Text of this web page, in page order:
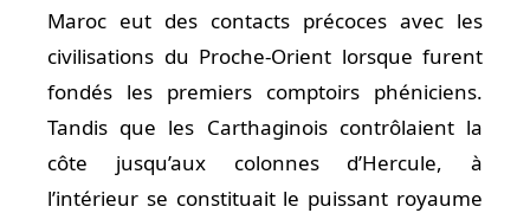
Maroc eut des contacts précoces avec les
civilisations du Proche-Orient lorsque furent
fondés les premiers comptoirs phéniciens.
Tandis que les Carthaginois contrôlaient la
côte jusqu’aux colonnes d’Hercule, à
l’intérieur se constituait le puissant royaume